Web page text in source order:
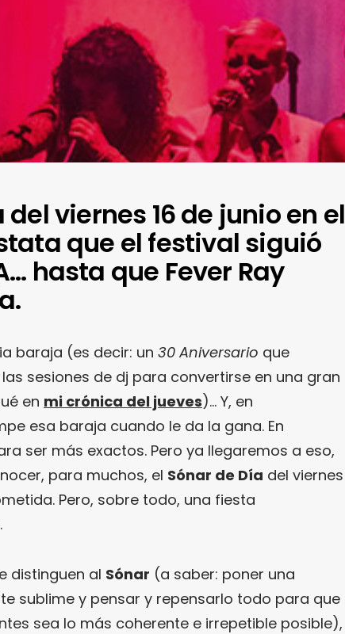
viernes 16 de junio en el
que el festival siguió
hasta que Fever Ray
baraja (es decir: un 30 Aniversario que
sesiones de dj para convertirse en una gran
en mi crónica del jueves)… Y, en
esa baraja cuando le da la gana. En
ser más exactos. Pero ya llegaremos a eso,
para muchos, el Sónar de Día del viernes
Pero, sobre todo, una fiesta
distinguen al Sónar (a saber: poner una
sublime y pensar y repensarlo todo para que
sea lo más coherente e irrepetible posible),